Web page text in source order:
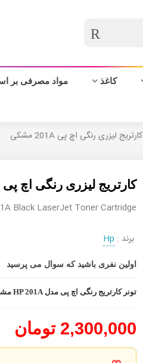
کاغذ مواد مصرفی بر
کارتریج لیزری رنگی اچ پی 201A مشکی
کارتریج لیزری رنگی اچ پی 201A مشکی
Black LaserJet Toner Cartridge
برند : Hp
اولین نفری باشید که سوال می پرسید
تونر کارتریج رنگی اچ پی مدل HP 201A مشکی - کارکرد 1,420 برگ - کد فنی CF400A
2,300,000 تومان